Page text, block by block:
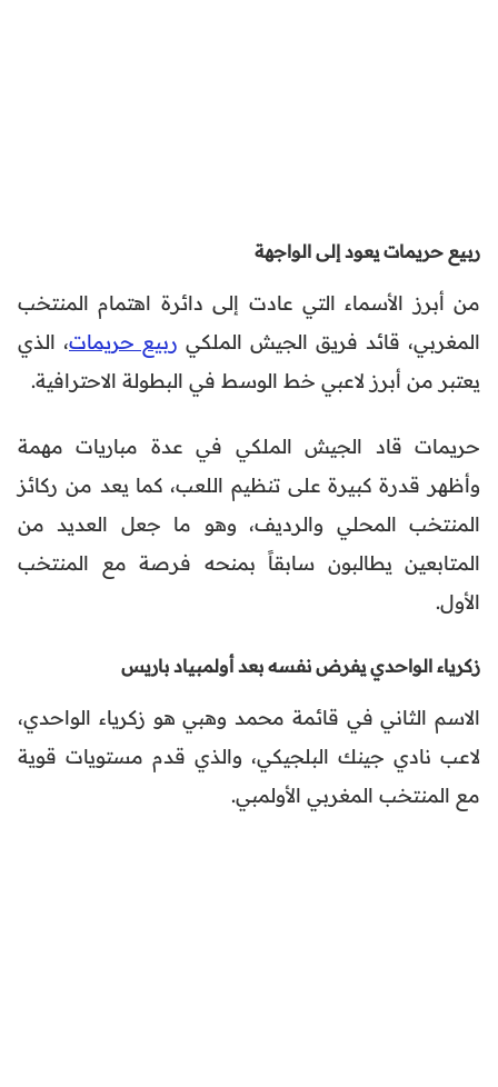
ربيع حريمات يعود إلى الواجهة
من أبرز الأسماء التي عادت إلى دائرة اهتمام المنتخب
المغربي، قائد فريق الجيش الملكي ربيع حريمات، الذي
يعتبر من أبرز لاعبي خط الوسط في البطولة الاحترافية.
حريمات قاد الجيش الملكي في عدة مباريات مهمة
وأظهر قدرة كبيرة على تنظيم اللعب، كما يعد من ركائز
المنتخب المحلي والرديف، وهو ما جعل العديد من
المتابعين يطالبون سابقاً بمنحه فرصة مع المنتخب
الأول.
زكرياء الواحدي يفرض نفسه بعد أولمبياد باريس
الاسم الثاني في قائمة محمد وهبي هو زكرياء الواحدي،
لاعب نادي جينك البلجيكي، والذي قدم مستويات قوية
مع المنتخب المغربي الأولمبي.